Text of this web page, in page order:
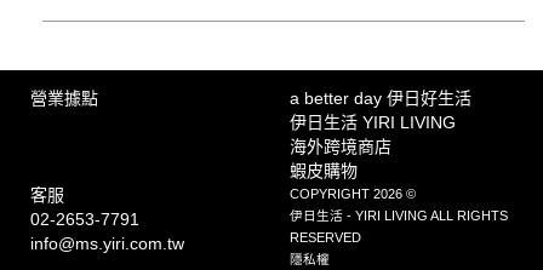
營業據點
a better day 伊日好生活
伊日生活 YIRI LIVING
海外跨境商店
蝦皮購物
客服
02-2653-7791
info@ms.yiri.com.tw
COPYRIGHT 2026 ©
伊日生活 - YIRI LIVING ALL RIGHTS
RESERVED
隱私權